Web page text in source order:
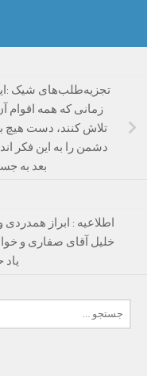
تجزیه‌طلب‌های شیک
زمانی که همه
تلاش کنند، دست هیچ
دشمن را به این فکر
بعد به
اطلاعیه : ابراز
خلیل آقای صفاری و
برای: